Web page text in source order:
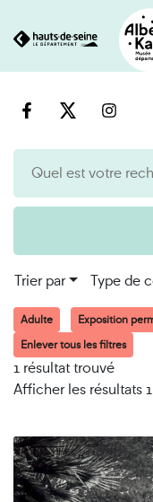
au
Trier par Type de
Adulte Exposition
Enlever tous les filtres
1 résultat trouvé
Afficher les résultats 1
Cookies et traceurs